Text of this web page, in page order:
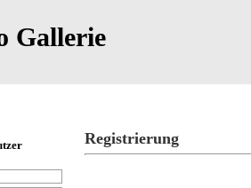
Gallerie
Registrierung